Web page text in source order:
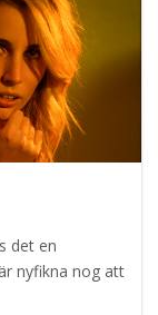
det en
nyfikna nog att